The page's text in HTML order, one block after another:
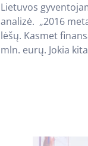
Lietuvos
analizė. „2016
lėšų. Kasmet
mln. eurų. Jokia